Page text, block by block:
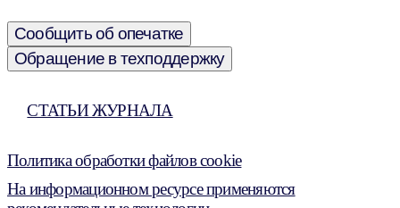
Сообщить об опечатке
Обращение в техподдержку
СТАТЬИ ЖУРНАЛА
Политика обработки файлов cookie
На информационном ресурсе применяются